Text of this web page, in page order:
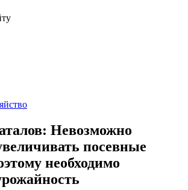
Невозможно
посевные
необходимо